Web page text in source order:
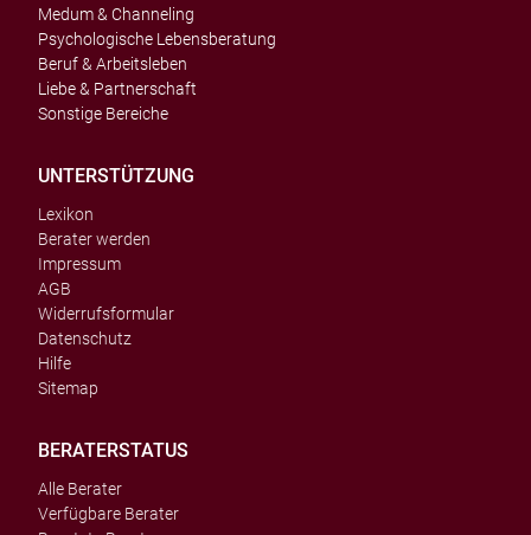
Medum & Channeling
Psychologische Lebensberatung
Beruf & Arbeitsleben
Liebe & Partnerschaft
Sonstige Bereiche
UNTERSTÜTZUNG
Lexikon
Berater werden
Impressum
AGB
Widerrufsformular
Datenschutz
Hilfe
Sitemap
BERATERSTATUS
Alle Berater
Verfügbare Berater